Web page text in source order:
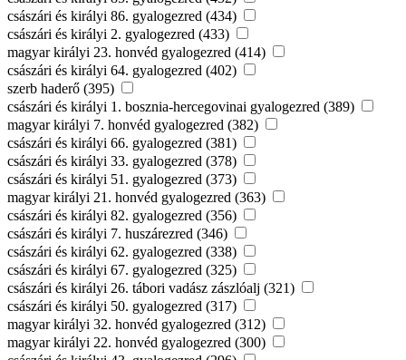
császári és királyi 86. gyalogezred (434)
császári és királyi 2. gyalogezred (433)
magyar királyi 23. honvéd gyalogezred (414)
császári és királyi 64. gyalogezred (402)
szerb haderő (395)
császári és királyi 1. bosznia-hercegovinai gyalogezred (389)
magyar királyi 7. honvéd gyalogezred (382)
császári és királyi 66. gyalogezred (381)
császári és királyi 33. gyalogezred (378)
császári és királyi 51. gyalogezred (373)
magyar királyi 21. honvéd gyalogezred (363)
császári és királyi 82. gyalogezred (356)
császári és királyi 7. huszárezred (346)
császári és királyi 62. gyalogezred (338)
császári és királyi 67. gyalogezred (325)
császári és királyi 26. tábori vadász zászlóalj (321)
császári és királyi 50. gyalogezred (317)
magyar királyi 32. honvéd gyalogezred (312)
magyar királyi 22. honvéd gyalogezred (300)